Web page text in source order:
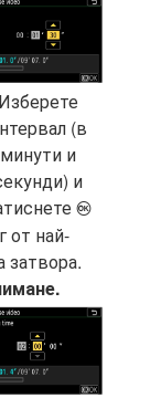
Изберете
(в
минути и
и
J
от най-
затвора.